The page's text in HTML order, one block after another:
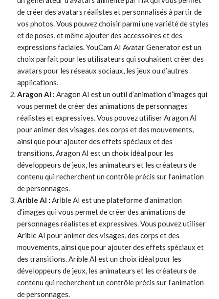
de créer des avatars réalistes et personnalisés à partir de
vos photos. Vous pouvez choisir parmi une variété de styles
et de poses, et même ajouter des accessoires et des
expressions faciales. YouCam AI Avatar Generator est un
choix parfait pour les utilisateurs qui souhaitent créer des
avatars pour les réseaux sociaux, les jeux ou d’autres
applications.
Aragon AI : Aragon AI est un outil d’animation d’images qui
vous permet de créer des animations de personnages
réalistes et expressives. Vous pouvez utiliser Aragon AI
pour animer des visages, des corps et des mouvements,
ainsi que pour ajouter des effets spéciaux et des
transitions. Aragon AI est un choix idéal pour les
développeurs de jeux, les animateurs et les créateurs de
contenu qui recherchent un contrôle précis sur l’animation
de personnages.
Arible AI : Arible AI est une plateforme d’animation
d’images qui vous permet de créer des animations de
personnages réalistes et expressives. Vous pouvez utiliser
Arible AI pour animer des visages, des corps et des
mouvements, ainsi que pour ajouter des effets spéciaux et
des transitions. Arible AI est un choix idéal pour les
développeurs de jeux, les animateurs et les créateurs de
contenu qui recherchent un contrôle précis sur l’animation
de personnages.